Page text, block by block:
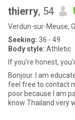
thierry, 54
Verdun-sur-Meuse,
Seeking: 36 - 49
Body style: Athletic
If you're honest,
Bonjour. I am
feel free to contact
poor because I am
know Thailand very